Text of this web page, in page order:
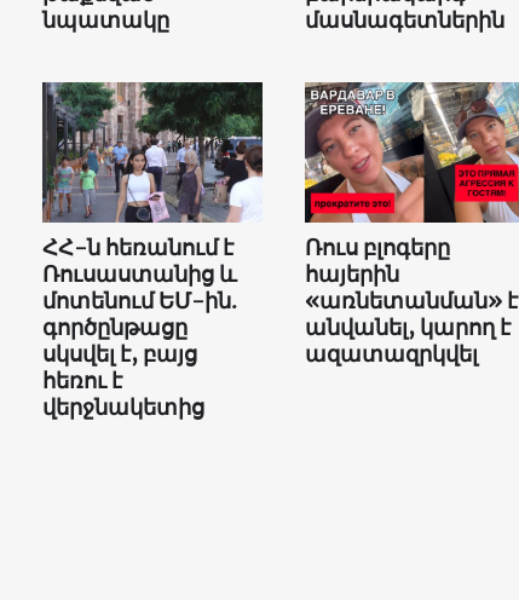
նպատակը
մասնագետներին
ՀՀ-ն հեռանում է
Ռուսաստանից և
մոտենում ԵՄ-ին.
գործընթացը
սկսվել է, բայց
հեռու է
վերջնակետից
Ռուս բլոգերը
հայերին
«առնետանման» է
անվանել, կարող է
ազատազրկվել